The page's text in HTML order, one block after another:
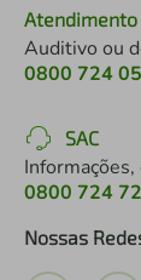
Atendimento
Auditivo ou
0800 724
SAC
0800 724
Nossas